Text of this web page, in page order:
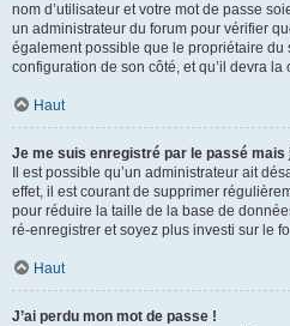
nom d’utilisateur et votre mot de passe
un administrateur du forum pour vérifier
également possible que le propriétaire du
configuration de son côté, et qu’il devra la
Haut
Je me suis enregistré par le passé
Il est possible qu’un administrateur ait
effet, il est courant de supprimer
pour réduire la taille de la base de
ré-enregistrer et soyez plus investi sur le
Haut
J’ai perdu mon mot de passe !